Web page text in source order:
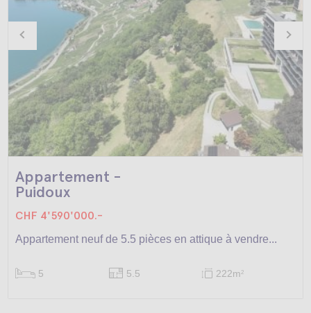
Appartement -
Puidoux
CHF 4'590'000.-
Appartement neuf de 5.5 pièces en attique à vendre...
5 5.5 222m2